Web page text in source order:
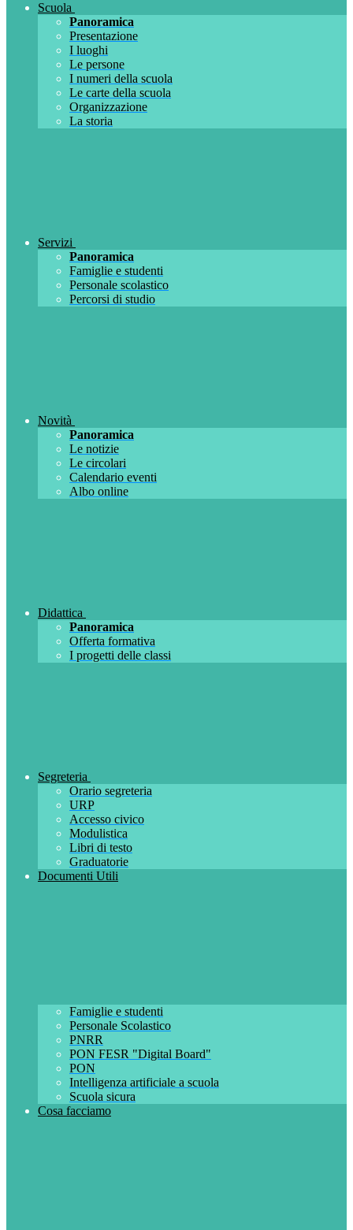
Scuola
Panoramica
Presentazione
I luoghi
Le persone
I numeri della scuola
Le carte della scuola
Organizzazione
La storia
Servizi
Panoramica
Famiglie e studenti
Personale scolastico
Percorsi di studio
Novità
Panoramica
Le notizie
Le circolari
Calendario eventi
Albo online
Didattica
Panoramica
Offerta formativa
I progetti delle classi
Segreteria
Orario segreteria
URP
Accesso civico
Modulistica
Libri di testo
Graduatorie
Documenti Utili
Famiglie e studenti
Personale Scolastico
PNRR
PON FESR "Digital Board"
PON
Intelligenza artificiale a scuola
Scuola sicura
Cosa facciamo